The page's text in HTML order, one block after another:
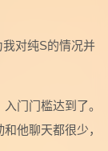
对纯S的情况并
门门槛达到了。
他聊天都很少，